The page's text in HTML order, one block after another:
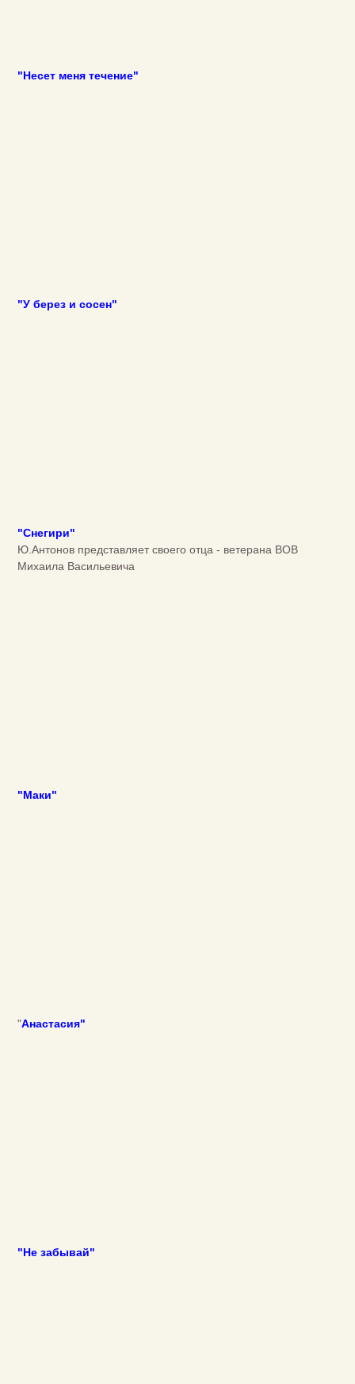
"Несет меня течение"
"У берез и сосен"
"Снегири"
Ю.Антонов представляет своего отца - ветерана ВОВ
Михаила Васильевича
"Маки"
"Анастасия"
"Не забывай"